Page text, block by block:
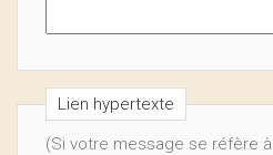
Lien hypertexte
(Si votre message se réfère